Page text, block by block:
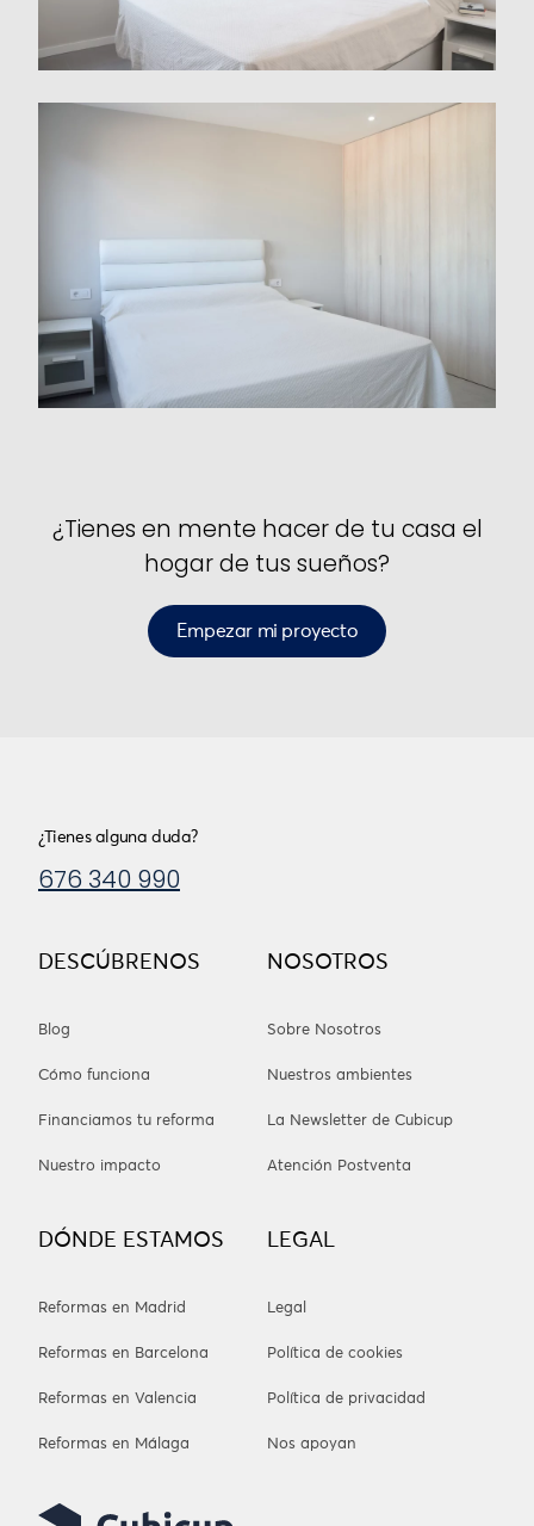
¿Tienes en mente hacer de tu casa el
hogar de tus sueños?
Empezar mi proyecto
DESCÚBRENOS
Blog
Cómo funciona
Financiamos tu reforma
Nuestro impacto
NOSOTROS
Sobre Nosotros
Nuestros ambientes
La Newsletter de Cubicup
Atención Postventa
DÓNDE ESTAMOS
Reformas en Madrid
Reformas en Barcelona
Reformas en Valencia
Reformas en Málaga
LEGAL
Legal
Política de cookies
Política de privacidad
Nos apoyan
¿Tienes alguna duda?
676 340 990